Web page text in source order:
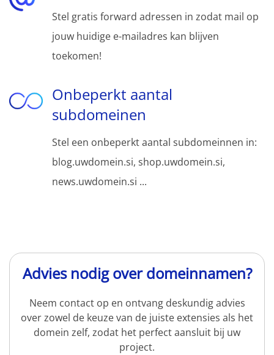
Stel gratis forward adressen in zodat mail op
jouw huidige e-mailadres kan blijven
toekomen!
Onbeperkt aantal
subdomeinen
Stel een onbeperkt aantal subdomeinnen in:
blog.uwdomein.si, shop.uwdomein.si,
news.uwdomein.si ...
Advies nodig over domeinnamen?
Neem contact op en ontvang deskundig advies
over zowel de keuze van de juiste extensies als het
domein zelf, zodat het perfect aansluit bij uw
project.